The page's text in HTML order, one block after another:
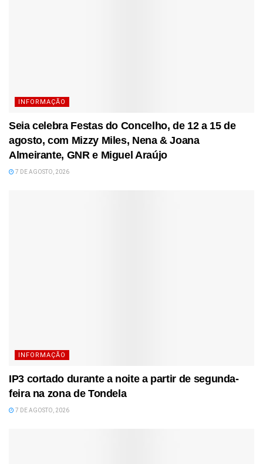
INFORMAÇÃO
Seia celebra Festas do Concelho, de 12 a 15 de
agosto, com Mizzy Miles, Nena & Joana
Almeirante, GNR e Miguel Araújo
7 DE AGOSTO, 2026
INFORMAÇÃO
IP3 cortado durante a noite a partir de segunda-
feira na zona de Tondela
7 DE AGOSTO, 2026